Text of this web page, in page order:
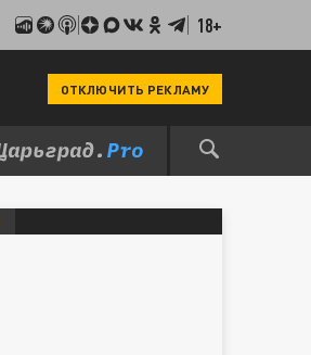
18+
ОТКЛЮЧИТЬ РЕКЛАМУ